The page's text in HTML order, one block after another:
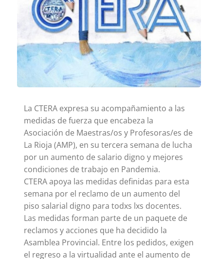
La CTERA expresa su acompañamiento a las
medidas de fuerza que encabeza la
Asociación de Maestras/os y Profesoras/es de
La Rioja (AMP), en su tercera semana de lucha
por un aumento de salario digno y mejores
condiciones de trabajo en Pandemia.
CTERA apoya las medidas definidas para esta
semana por el reclamo de un aumento del
piso salarial digno para todxs lxs docentes.
Las medidas forman parte de un paquete de
reclamos y acciones que ha decidido la
Asamblea Provincial. Entre los pedidos, exigen
el regreso a la virtualidad ante el aumento de